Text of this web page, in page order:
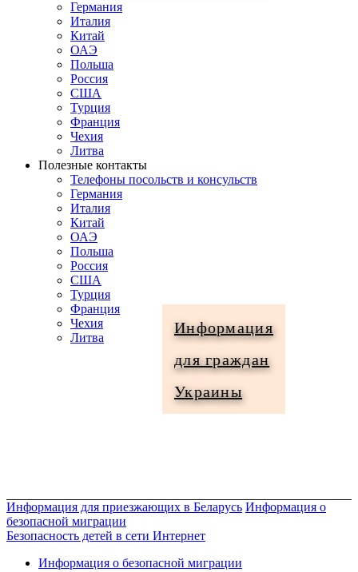
Германия
Италия
Китай
ОАЭ
Польша
Россия
США
Турция
Франция
Чехия
Литва
Полезные контакты
Телефоны посольств и консульств
Германия
Италия
Китай
ОАЭ
Польша
Россия
США
Турция
Франция
Чехия
Литва
Информация
для граждан
Украины
Информация для приезжающих в Беларусь Информация о
безопасной миграции
Безопасность детей в сети Интернет
Информация о безопасной миграции